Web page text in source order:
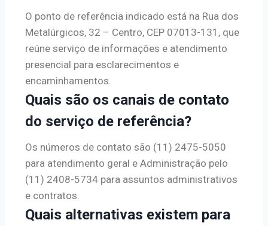
O ponto de referência indicado está na Rua dos
Metalúrgicos, 32 – Centro, CEP 07013-131, que
reúne serviço de informações e atendimento
presencial para esclarecimentos e
encaminhamentos.
Quais são os canais de contato
do serviço de referência?
Os números de contato são (11) 2475-5050
para atendimento geral e Administração pelo
(11) 2408-5734 para assuntos administrativos
e contratos.
Quais alternativas existem para